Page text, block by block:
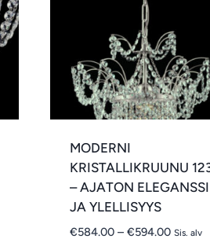
MODERNI
KRISTALLIKRUUNU
– AJATON ELEGANSSI
JA YLELLISYYS
€584.00 – €594.00 Sis. alv